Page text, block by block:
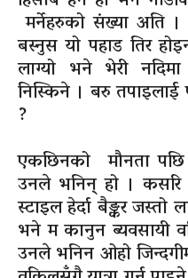
मर्नेहरुको संख्या अति
बस्नुस यो पहाड तिर
लाग्यो भने भेरी
निस्किने । बरु
?
एकछिनको मौनता
उनले भनिन् हो । कसरि
स्टाइल हेर्दाबैङ्करजस्तो
भने म कानुन ब्यवसायी
उनले भनिन ओहो